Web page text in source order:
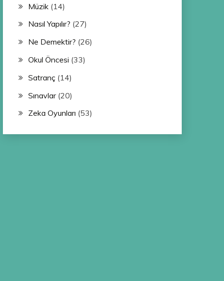
Müzik(14)
Nasıl Yapılır? (27)
Ne Demektir? (26)
Okul Öncesi (33)
Satranç(14)
Sınavlar(20)
Zeka Oyunları (53)